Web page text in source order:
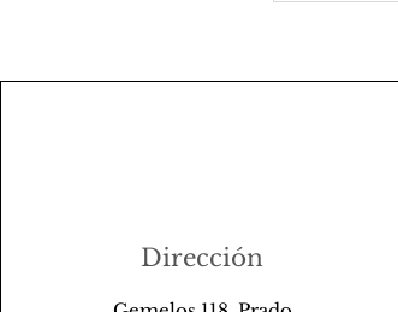
Dirección